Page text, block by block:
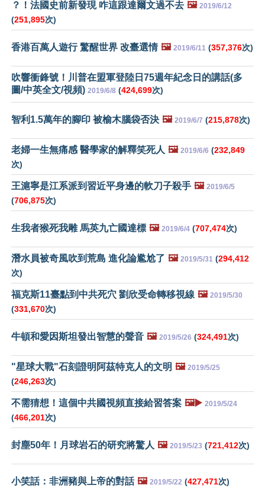
？！法國史前新發現 咋這跟達爾文過不去 🖼️ 2019/6/12
(251,895次)
香港百萬人遊行 驚醒世界 改臺選情 🖼️ 2019/6/11 (357,376次)
吹響衝鋒號！川普在盟軍登陸日75週年紀念日的講話(多
圖/中英全文/視頻) 2019/6/8 (424,699次)
智利1.5萬年的腳印 被榆木腦袋否決 🖼️ 2019/6/7 (215,878次)
老婦一生無痛感 醫學家的解釋笑死人 🖼️ 2019/6/6 (232,849
次)
王滬寧是江系派到習近平身邊的軟刀子殺手 🖼️ 2019/6/5
(706,875次)
生我者猴死我雕 馬英九亡國達標 🖼️ 2019/6/4 (707,474次)
潛水員被奇風吹到荒島 進化論尷尬了 🖼️ 2019/5/31 (294,412
次)
福克斯11臺點到中共死穴 劉欣受命轉移視線 🖼️ 2019/5/30
(331,670次)
牛頓和愛因斯坦發出智慧的聲音 🖼️ 2019/5/26 (324,491次)
"星球大戰"石刻證明阿茲特克人的文明 🖼️ 2019/5/25
(246,263次)
不需猜想！這個中共國視頻直接給習答案 🖼️▶️ 2019/5/24
(466,201次)
封塵50年！月球岩石的研究將驚人 🖼️ 2019/5/23 (721,412次)
小笑話：非洲豬與上帝的對話 🖼️ 2019/5/22 (427,471次)